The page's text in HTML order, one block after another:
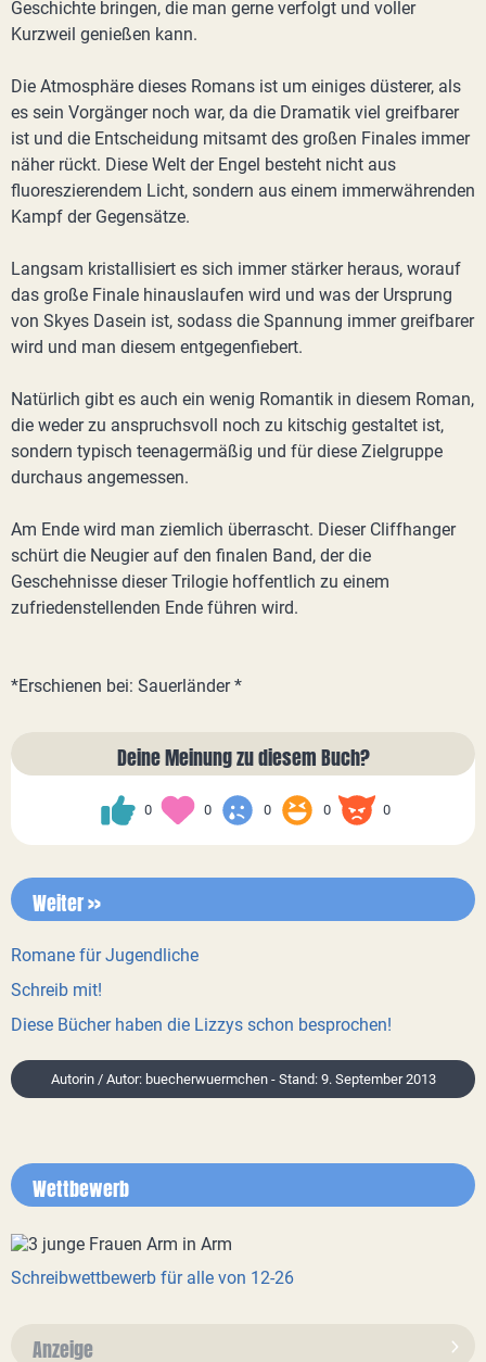
Geschichte bringen, die man gerne verfolgt und voller
Kurzweil genießen kann.
Die Atmosphäre dieses Romans ist um einiges düsterer, als
es sein Vorgänger noch war, da die Dramatik viel greifbarer
ist und die Entscheidung mitsamt des großen Finales immer
näher rückt. Diese Welt der Engel besteht nicht aus
fluoreszierendem Licht, sondern aus einem immerwährenden
Kampf der Gegensätze.
Langsam kristallisiert es sich immer stärker heraus, worauf
das große Finale hinauslaufen wird und was der Ursprung
von Skyes Dasein ist, sodass die Spannung immer greifbarer
wird und man diesem entgegenfiebert.
Natürlich gibt es auch ein wenig Romantik in diesem Roman,
die weder zu anspruchsvoll noch zu kitschig gestaltet ist,
sondern typisch teenagermäßig und für diese Zielgruppe
durchaus angemessen.
Am Ende wird man ziemlich überrascht. Dieser Cliffhanger
schürt die Neugier auf den finalen Band, der die
Geschehnisse dieser Trilogie hoffentlich zu einem
zufriedenstellenden Ende führen wird.
*Erschienen bei: Sauerländer *
Deine Meinung zu diesem Buch?
0 0 0 0 0
Weiter >>
Romane für Jugendliche
Schreib mit!
Diese Bücher haben die Lizzys schon besprochen!
Autorin / Autor: buecherwuermchen - Stand: 9. September 2013
Wettbewerb
Schreibwettbewerb für alle von 12-26
Anzeige